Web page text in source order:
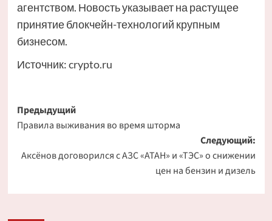
агентством. Новость указывает на растущее
принятие блокчейн-технологий крупным
бизнесом.
Источник:crypto.ru
Навигация
записи
Предыдущий
Правила выживания во время шторма
Следующий:
Аксёнов договорился с АЗС «АТАН» и «ТЭС» о снижении
цен на бензин и дизель